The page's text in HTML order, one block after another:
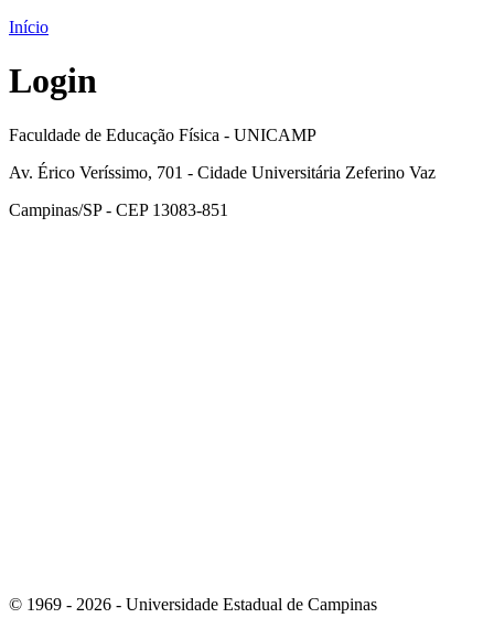
Início
Login
Faculdade de Educação Física - UNICAMP
Av. Érico Veríssimo, 701 - Cidade Universitária Zeferino Vaz
Campinas/SP - CEP 13083-851
© 1969 - 2026 - Universidade Estadual de Campinas